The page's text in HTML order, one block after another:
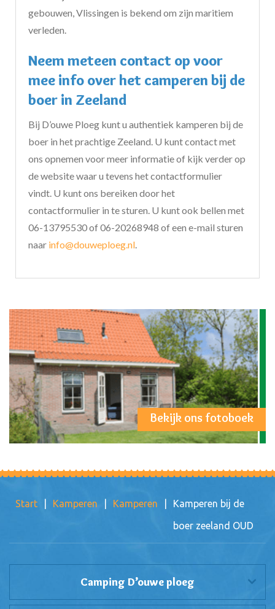
gebouwen, Vlissingen is bekend om zijn maritiem
verleden.
Neem meteen contact op voor
mee info over het camperen bij de
boer in Zeeland
Bij D’ouwe Ploeg kunt u authentiek kamperen bij de
boer in het prachtige Zeeland. U kunt contact met
ons opnemen voor meer informatie of kijk verder op
de website waar u tevens het contactformulier
vindt. U kunt ons bereiken door het
contactformulier in te sturen. U kunt ook bellen met
06-13795530 of 06-20268948 of een e-mail sturen
naar info@douweploeg.nl.
Bekijk ons fotoboek
Start Kamperen Kamperen
Kamperen bij de
boer zeeland OUD
Camping D’ouwe ploeg